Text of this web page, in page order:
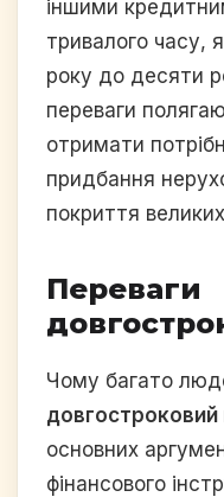
іншими
тривалого часу,
року до десяти
переваги
отримати
придбання
покриття
Переваги
Чому багато
довгостроковий
основних
фінансового